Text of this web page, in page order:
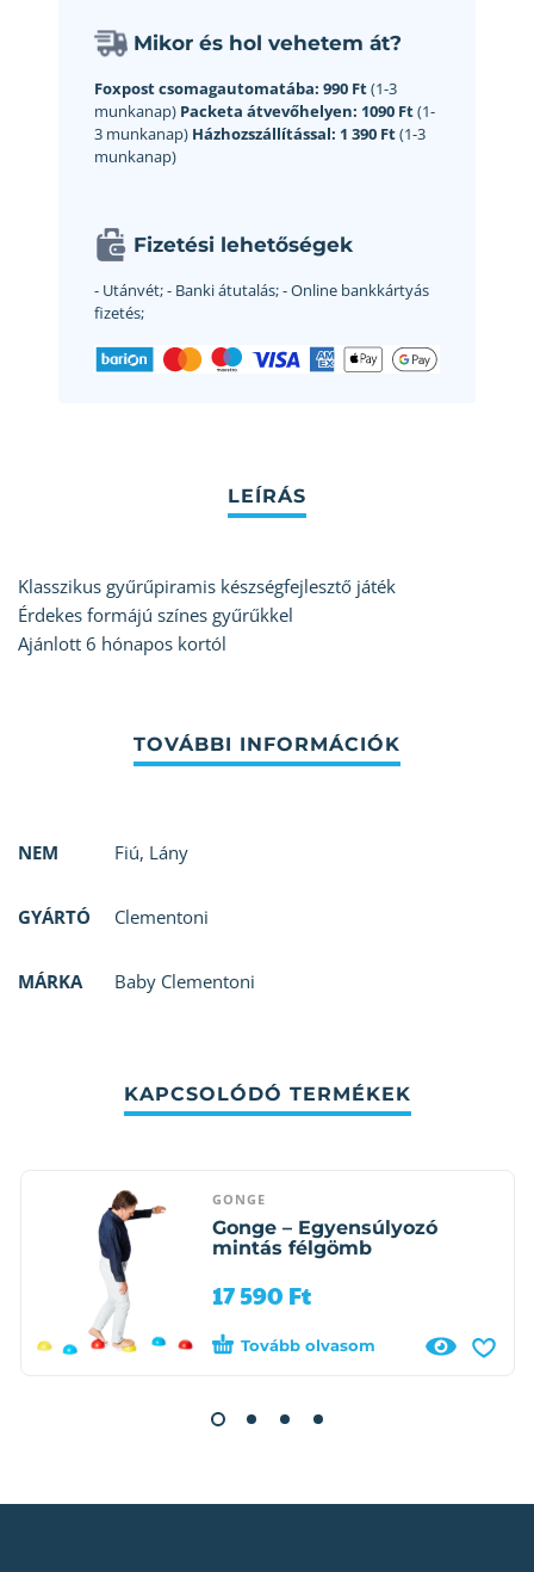
Mikor és hol vehetem át?
Foxpost csomagautomatába: 990 Ft(1-3
munkanap) Packeta átvevőhelyen: 1090 Ft(1-
3 munkanap) Házhozszállítással: 1 390 Ft(1-3
munkanap)
Fizetési lehetőségek
- Utánvét;- Banki átutalás;- Online bankkártyás
fizetés;
Klasszikus gyűrűpiramis készségfejlesztő játék
Érdekes formájú színes gyűrűkkel
Ajánlott 6 hónapos kortól
NEM Fiú, Lány
GYÁRTÓ Clementoni
MÁRKA Baby Clementoni
KAPCSOLÓDÓ TERMÉKEK
GONGE
Gonge – Egyensúlyozó
mintás félgömb
17 590 Ft
Tovább olvasom